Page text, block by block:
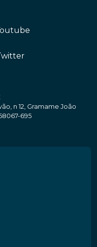
n 12, Gramame João
695